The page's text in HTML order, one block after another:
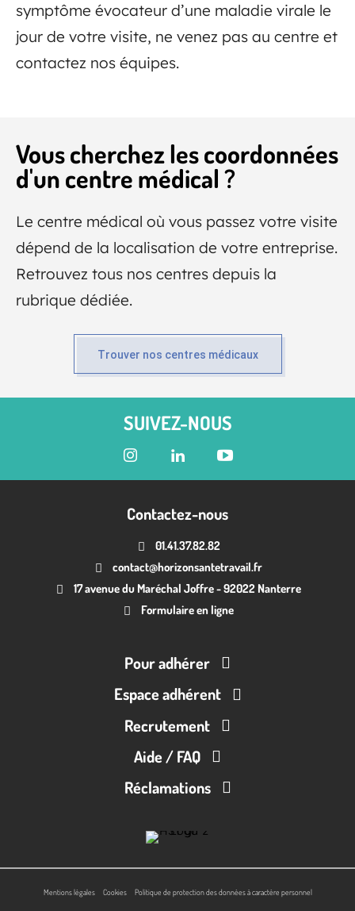
symptôme évocateur d’une maladie virale le
jour de votre visite, ne venez pas au centre et
contactez nos équipes.
Vous cherchez les coordonnées
d'un centre médical ?
Le centre médical où vous passez votre visite
dépend de la localisation de votre entreprise.
Retrouvez tous nos centres depuis la
rubrique dédiée.
Trouver nos centres médicaux
SUIVEZ-NOUS
Contactez-nous
01.41.37.82.82
contact@horizonsantetravail.fr
17 avenue du Maréchal Joffre - 92022 Nanterre
Formulaire en ligne
Pour adhérer
Espace adhérent
Recrutement
Aide / FAQ
Réclamations
Mentions légales Cookies Politique de protection des données à caractère personnel